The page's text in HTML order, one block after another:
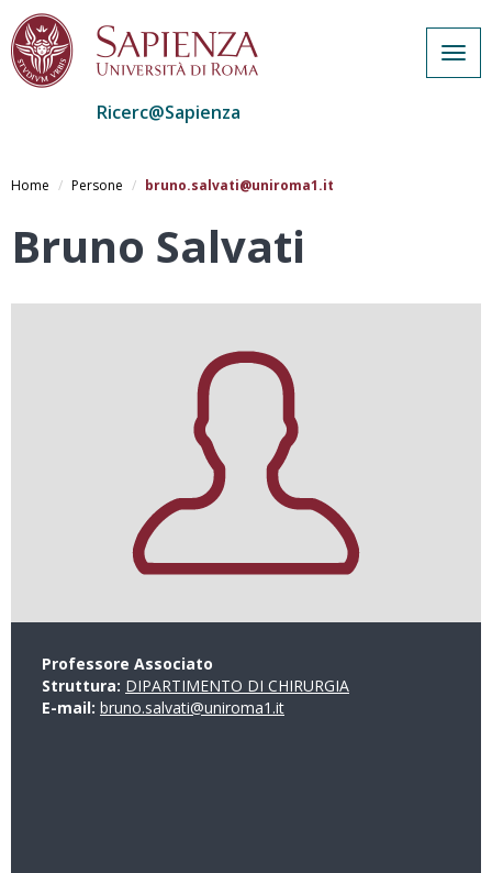
al
Ricerc@Sapienza
Home Persone bruno.salvati@uniroma1.it
Bruno Salvati
Professore Associato
Struttura: DIPARTIMENTO DI CHIRURGIA
E-mail: bruno.salvati@uniroma1.it